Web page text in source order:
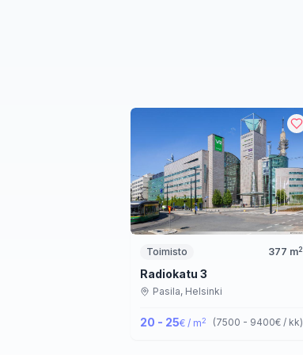
Toimisto 377 m2
Radiokatu 3
Pasila, Helsinki
20 - 25€ / m2 (7500 - 9400€ / kk)